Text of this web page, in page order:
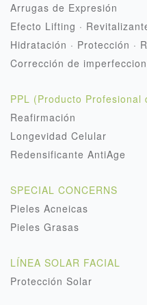
Arrugas de Expresión
Efecto Lifting ·
Hidratación · Protección ·
Corrección de
PPL (Producto Profesional
Reafirmación
Longevidad Celular
Redensificante AntiAge
SPECIAL CONCERNS
Pieles Acneicas
Pieles Grasas
LÍNEA SOLAR FACIAL
Protección Solar